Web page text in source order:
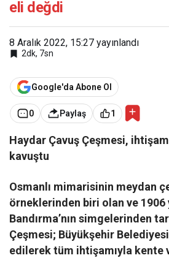
eli değdi
8 Aralık 2022, 15:27 yayınlandı
2dk, 7sn
Google'da Abone Ol
0 Paylaş 1
Haydar Çavuş Çeşmesi,
kavuştu
Osmanlı mimarisinin meydan
örneklerinden biri olan ve 1906
Bandırma’nın simgelerinden
Çeşmesi; Büyükşehir
edilerek tüm ihtişamıyla kente